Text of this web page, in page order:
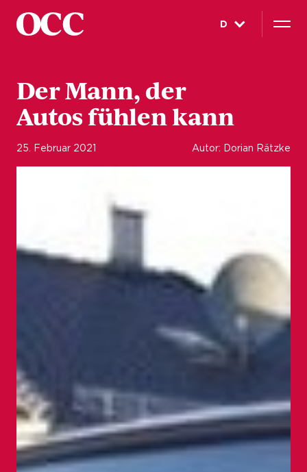
D
Der Mann, der
Autos fühlen kann
25. Februar 2021 Autor: Dorian Rätzke